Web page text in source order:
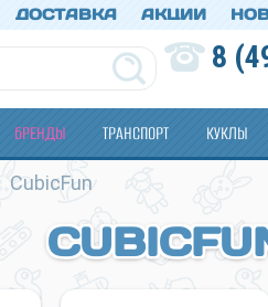
ДОСТАВКА АКЦИИ
8
БРЕНДЫ ТРАНСПОРТ КУКЛЫ
CubicFun